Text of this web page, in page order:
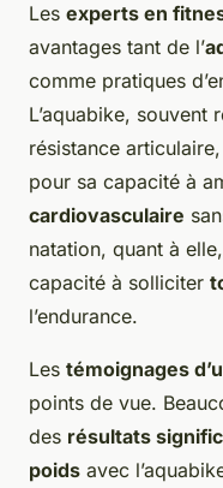
Les experts en
avantages tant de l’
comme pratiques
L’aquabike, souvent
résistance
pour sa capacité à
cardiovasculaire
natation, quant à
capacité à solliciter
l’endurance.
Les témoignages
points de vue.
des résultats
poids avec